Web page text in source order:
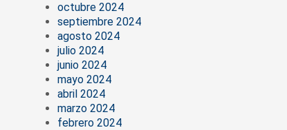
octubre 2024
septiembre 2024
agosto 2024
julio 2024
junio 2024
mayo 2024
abril 2024
marzo 2024
febrero 2024